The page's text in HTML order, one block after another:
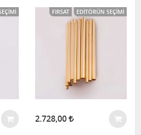
FIRSAT EDITÖRÜN SEÇIMI
2.728,00